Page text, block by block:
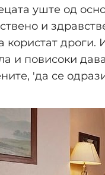
уште од
и
користат
и повисоки
'да се